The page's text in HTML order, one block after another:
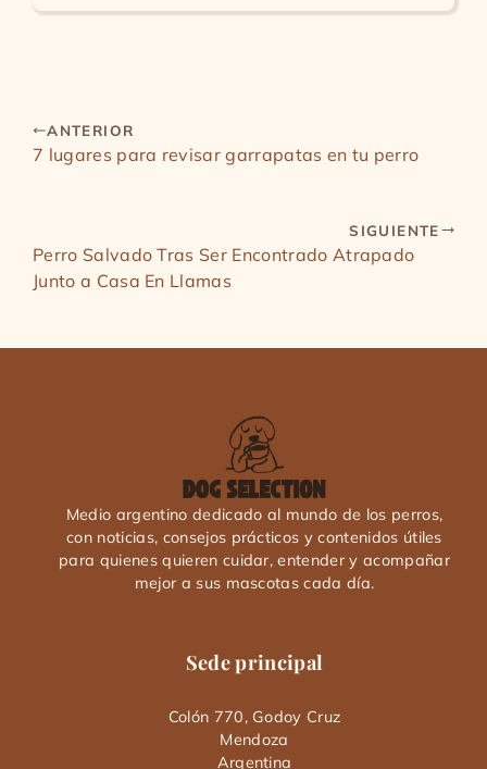
ANTERIOR
7 lugares para revisar garrapatas en tu perro
SIGUIENTE
Perro Salvado Tras Ser Encontrado Atrapado
Junto a Casa En Llamas
Medio argentino dedicado al mundo de los perros,
con noticias, consejos prácticos y contenidos útiles
para quienes quieren cuidar, entender y acompañar
mejor a sus mascotas cada día.
Sede principal
Colón 770, Godoy Cruz
Mendoza
Argentina